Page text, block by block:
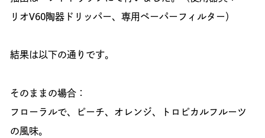
リオV60陶器ドリッパー、専用ペーパーフィルター）
結果は以下の通りです。
そのままの場合：
フローラルで、ピーチ、オレンジ、トロピカルフルーツ
の風味。